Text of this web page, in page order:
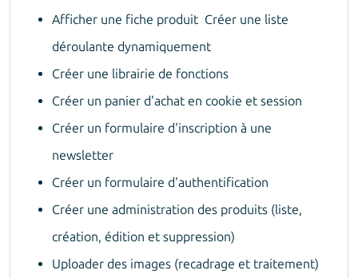
Afficher une fiche produit Créer une liste
déroulante dynamiquement
Créer une librairie de fonctions
Créer un panier d'achat en cookie et session
Créer un formulaire d'inscription à une
newsletter
Créer un formulaire d'authentification
Créer une administration des produits (liste,
création, édition et suppression)
Uploader des images (recadrage et traitement)